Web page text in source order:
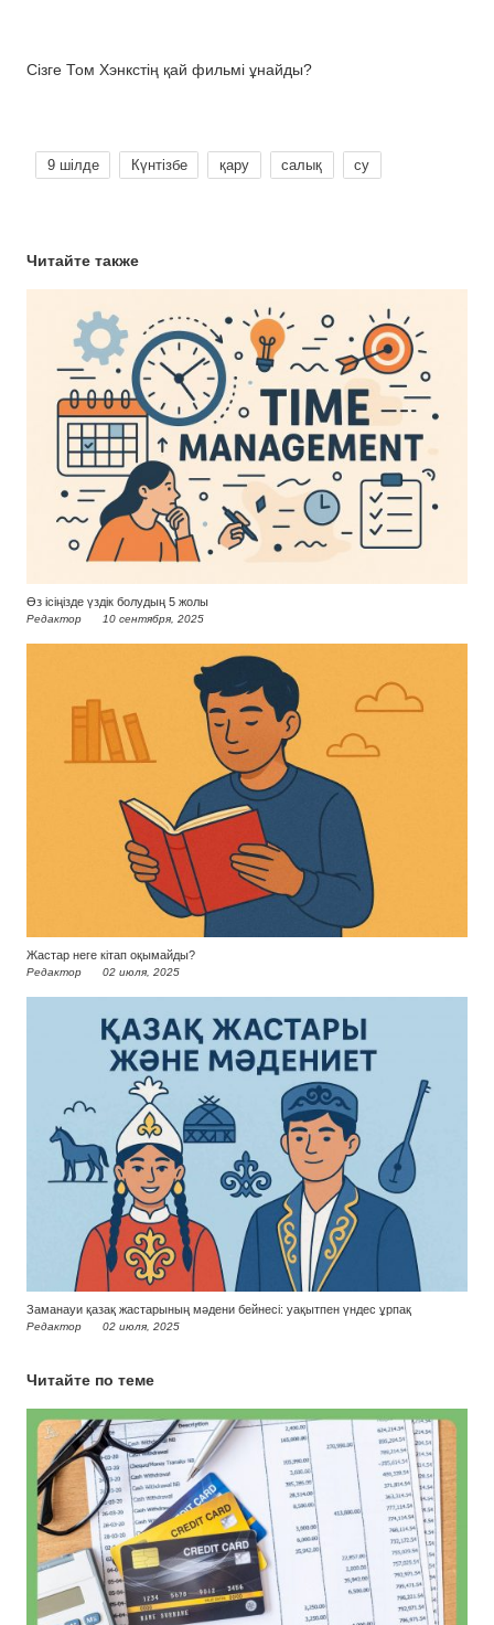
Сізге Том Хэнкстің қай фильмі ұнайды?
9 шілде Күнтізбе қару салық су
Читайте также
Өз ісіңізде үздік болудың 5 жолы
Редактор 10 сентября, 2025
Жастар неге кітап оқымайды?
Редактор 02 июля, 2025
Заманауи қазақ жастарының мәдени бейнесі: уақытпен үндес ұрпақ
Редактор 02 июля, 2025
Читайте по теме